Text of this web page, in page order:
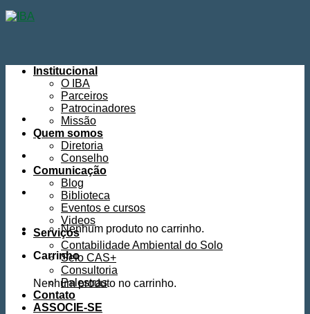
Skip
to
Nenhum produto no carrinho.
Carrinho
Nenhum produto no carrinho.
Institucional
O IBA
Parceiros
Patrocinadores
Missão
Quem somos
Diretoria
Conselho
Comunicação
Blog
Biblioteca
Eventos e cursos
Videos
Serviços
Contabilidade Ambiental do Solo
Selo CAS+
Consultoria
Palestras
Contato
ASSOCIE-SE